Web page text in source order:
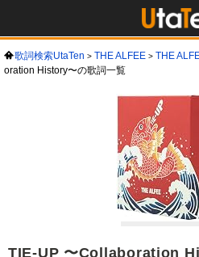
歌詞検索UtaTen THE ALFEE THE
oration History〜の歌詞一覧
TIE-UP 〜Collaboration